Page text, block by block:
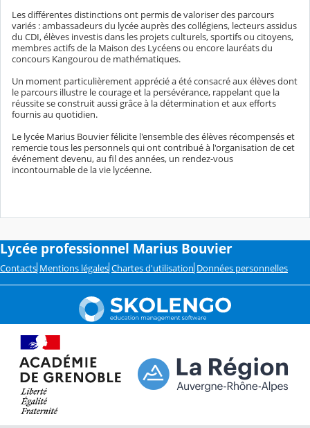
Les différentes distinctions ont permis de valoriser des parcours
variés : ambassadeurs du lycée auprès des collégiens, lecteurs assidus
du CDI, élèves investis dans les projets culturels, sportifs ou citoyens,
membres actifs de la Maison des Lycéens ou encore lauréats du
concours Kangourou de mathématiques.
Un moment particulièrement apprécié a été consacré aux élèves dont
le parcours illustre le courage et la persévérance, rappelant que la
réussite se construit aussi grâce à la détermination et aux efforts
fournis au quotidien.
Le lycée Marius Bouvier félicite l'ensemble des élèves récompensés et
remercie tous les personnels qui ont contribué à l'organisation de cet
événement devenu, au fil des années, un rendez-vous
incontournable de la vie lycéenne.
Lycée professionnel Marius Bouvier
Contacts Mentions légales Chartes d'utilisation Données personnelles